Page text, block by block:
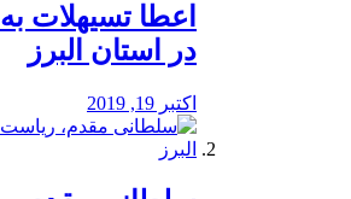
️اعطا تسیهلات
در استان البرز
اکتبر 19, 2019